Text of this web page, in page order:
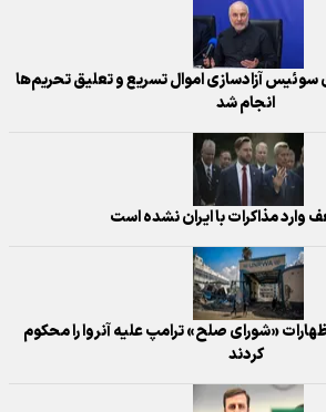
آزادسازی اموال تسریع و تعلیق تحریم‌ها
انجام شد
مذاکرات با ایران نشده است
«شورای صلح» ترامپ علیه آنروا را محکوم
کردند